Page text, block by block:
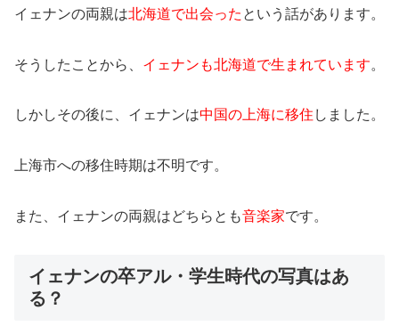
イェナンの両親は北海道で出会った という話があります。
そうしたことから、 イェナンも北海道で生まれています。
しかしその後に、イェナンは中国の上海に移住 しました。
上海市への移住時期は不明です。
また、イェナンの両親はどちらとも音楽家です。
イェナンの卒アル・学生時代の写真はあ
る？